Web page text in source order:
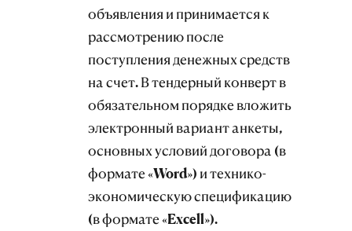
объявления и принимается к
рассмотрению после
поступления денежных средств
на счет. В тендерный конверт в
обязательном порядке вложить
электронный вариант анкеты,
основных условий договора (в
формате «Word») и технико-
экономическую спецификацию
(в формате «Excell»).